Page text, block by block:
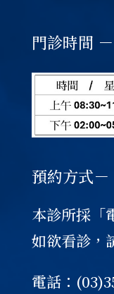
門診時間 －
預約方式－
本診所採「
如欲看診，
電話：